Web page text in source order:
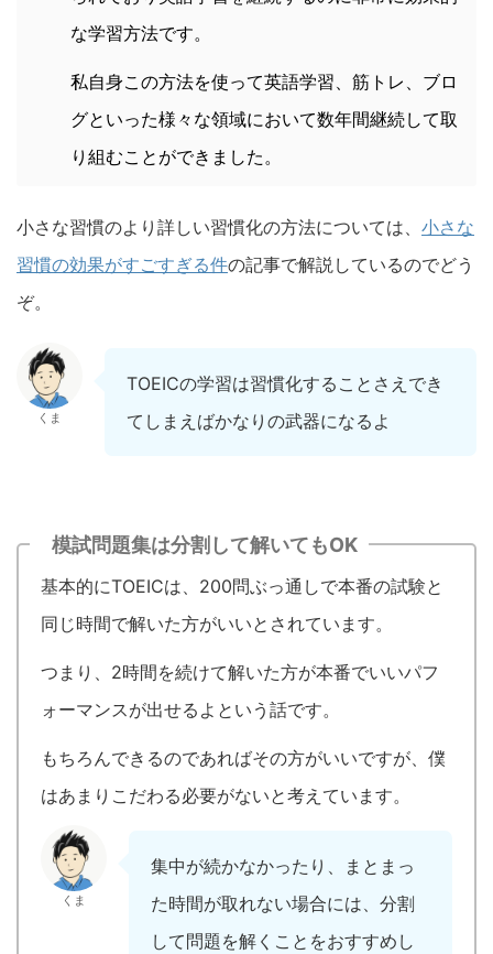
な学習方法です。
私自身この方法を使って英語学習、筋トレ、ブロ
グといった様々な領域において数年間継続して取
り組むことができました。
小さな習慣のより詳しい習慣化の方法については、 小さな
習慣の効果がすごすぎる件の記事で解説しているのでどう
ぞ。
くま
TOEICの学習は習慣化することさえでき
てしまえばかなりの武器になるよ
模試問題集は分割して解いてもOK
基本的にTOEICは、 200問ぶっ通しで本番の試験と
同じ時間で解いた方がいいとされています。
つまり、 2時間を続けて解いた方が本番でいいパフ
ォーマンスが出せるよという話です。
もちろんできるのであればその方がいいですが、僕
はあまりこだわる必要がないと考えています。
くま
集中が続かなかったり、まとまっ
た時間が取れない場合には、分割
して問題を解くことをおすすめし